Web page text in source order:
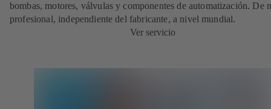
bombas, motores, válvulas y componentes de automatización. De
profesional, independiente del fabricante, a nivel mundial.
Ver servicio